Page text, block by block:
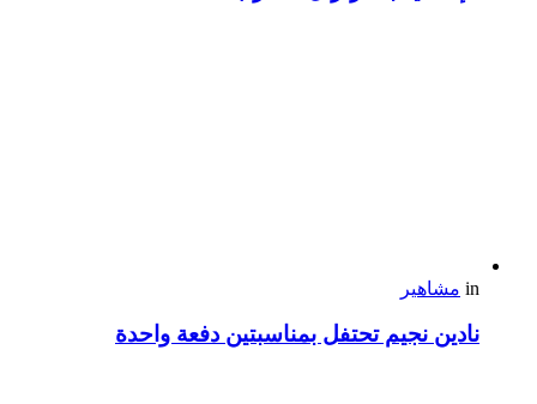
in مشاهير
نادين نجيم تحتفل بمناسبتين دفعة واحدة